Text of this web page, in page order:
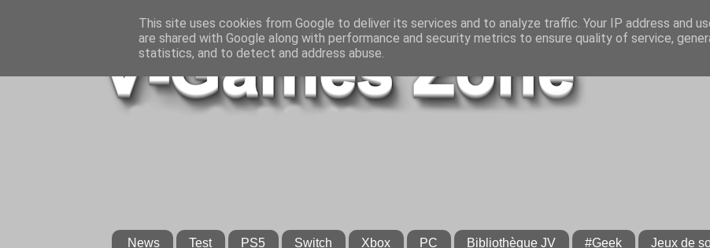
News Test PS5 Switch Xbox PC Bibliothèque JV #Geek Jeux de
This site uses cookies from Google to deliver its services and to analyze traffic. Your IP address and
are shared with Google along with performance and security metrics to ensure quality of service,
statistics, and to detect and address abuse.